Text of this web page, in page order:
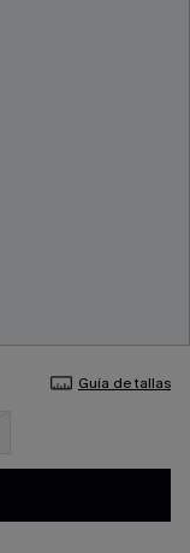
Guía de tallas